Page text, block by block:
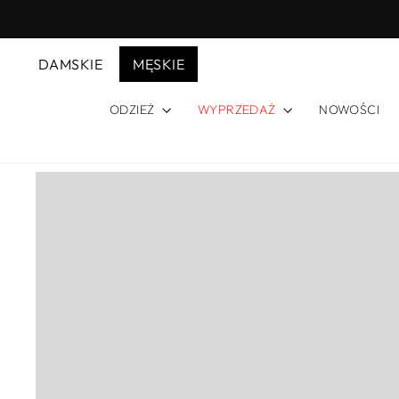
do
DAMSKIE MĘSKIE
ODZIEŻ WYPRZEDAŻ NOWOŚCI